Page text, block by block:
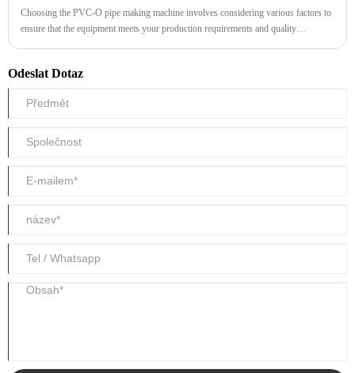
Choosing the PVC-O pipe making machine involves considering various factors to
ensure that the equipment meets your production requirements and quality
Odeslat Dotaz